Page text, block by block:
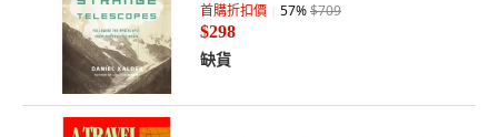
首購折扣價 57%$709
$298
缺貨